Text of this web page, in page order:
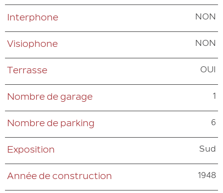
Interphone NON
Visiophone NON
Terrasse OUI
Nombre de garage 1
Nombre de parking 6
Exposition Sud
Année de construction 1948